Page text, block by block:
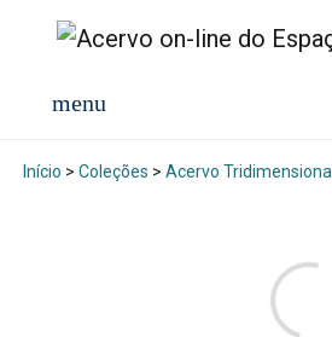
Início > Coleções > Acervo Tridimensional